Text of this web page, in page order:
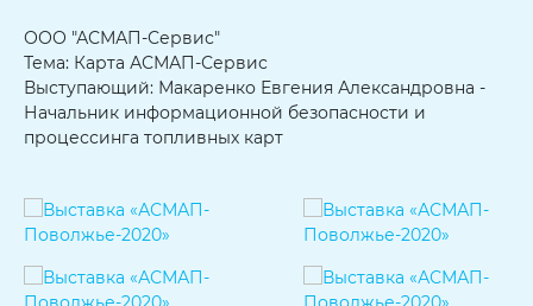
ООО "АСМАП-Сервис"
Тема: Карта АСМАП-Сервис
Выступающий: Макаренко Евгения Александровна -
Начальник информационной безопасности и
процессинга топливных карт